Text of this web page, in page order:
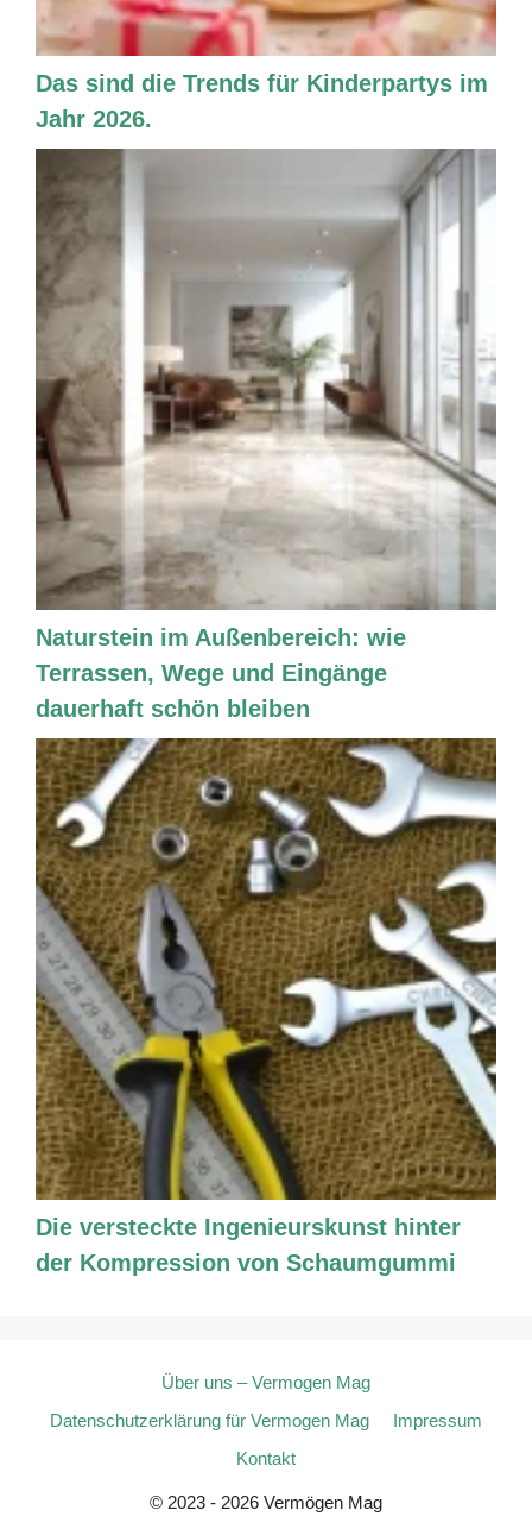
Das sind die Trends für Kinderpartys im
Jahr 2026.
Naturstein im Außenbereich: wie
Terrassen, Wege und Eingänge
dauerhaft schön bleiben
Die versteckte Ingenieurskunst hinter
der Kompression von Schaumgummi
Über uns – Vermogen Mag
Datenschutzerklärung für Vermogen Mag
Impressum
Kontakt
© 2023 - 2026 Vermögen Mag